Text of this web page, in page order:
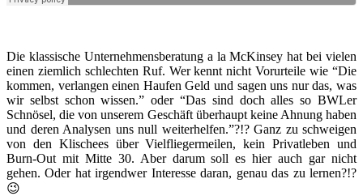
Die klassische Unternehmensberatung a la McKinsey hat bei vielen
einen ziemlich schlechten Ruf. Wer kennt nicht Vorurteile wie “Die
kommen, verlangen einen Haufen Geld und sagen uns nur das, was
wir selbst schon wissen.” oder “Das sind doch alles so BWLer
Schnösel, die von unserem Geschäft überhaupt keine Ahnung haben
und deren Analysen uns null weiterhelfen.”?!? Ganz zu schweigen
von den Klischees über Vielfliegermeilen, kein Privatleben und
Burn-Out mit Mitte 30. Aber darum soll es hier auch gar nicht
gehen. Oder hat irgendwer Interesse daran, genau das zu lernen?!?
😉